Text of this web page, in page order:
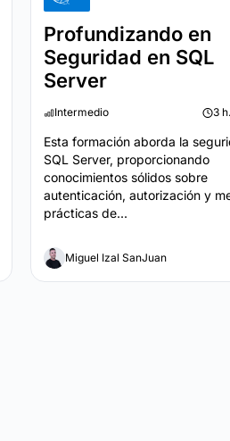
Profundizando en
Seguridad en SQL
Server
Intermedio 3
Esta formación aborda la
SQL Server, proporcionando
conocimientos sólidos sobre
autenticación, autorización y
prácticas de...
Miguel Izal SanJuan